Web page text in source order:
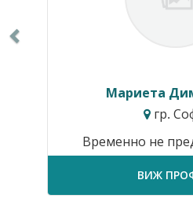
Мариета
гр.
Временно не
ВИЖ